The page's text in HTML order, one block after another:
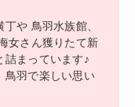
や 鳥羽水族館、
女さん獲りたて新
詰まっています♪
鳥羽で楽しい思い